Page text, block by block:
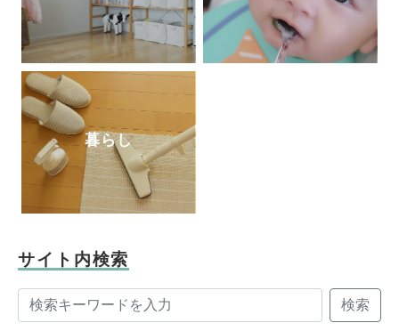
暮らし
サイト内検索
検索